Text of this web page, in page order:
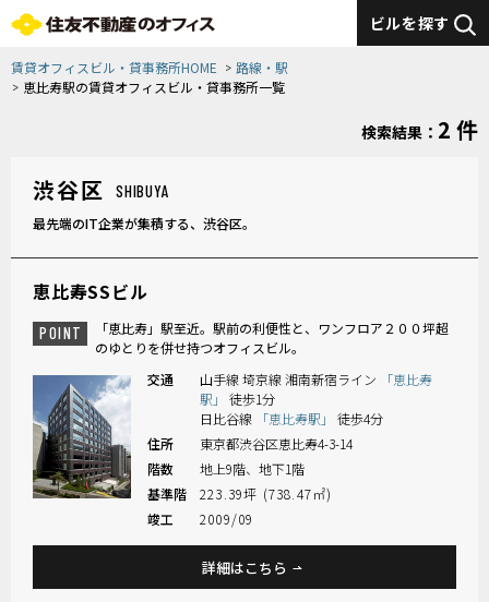
ビルを探す
賃貸オフィスビル・貸事務所HOME
路線・駅
恵比寿駅の賃貸オフィスビル・貸事務所一覧
検索結果： 2 件
渋谷区
SHIBUYA
最先端のIT企業が集積する、渋谷区。
恵比寿SSビル
POINT
「恵比寿」駅至近。駅前の利便性と、ワンフロア２００坪超
のゆとりを併せ持つオフィスビル。
詳細はこちら
交通 山手線 埼京線 湘南新宿ライン
「恵比寿
駅」 徒歩1分
日比谷線
「恵比寿駅」 徒歩4分
住所
東京都渋谷区恵比寿4-3-14
階数
地上9階、地下1階
基準階
223.39坪 (738.47㎡)
竣工
2009/09